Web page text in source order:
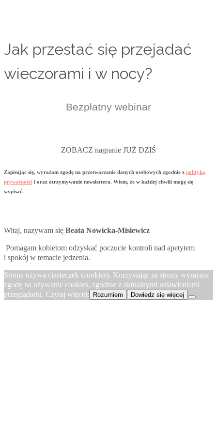
Jak przestać się przejadać
wieczorami i w nocy?
Bezpłatny webinar
ZOBACZ nagranie JUŻ DZIŚ
Zapisując się, wyrażam zgodę na przetwarzanie danych osobowych zgodnie z polityką
prywatności i oraz otrzymywanie newslettera. Wiem, że w każdej chwili mogę się
wypisać.
Witaj, nazywam się Beata Nowicka-Misiewicz
Pomagam kobietom odzyskać poczucie kontroli nad apetytem
i spokój w temacie jedzenia.
Strona używa ciasteczek (cookies). Korzystając ze strony wyrażasz
zgodę na używanie cookies, zgodnie z aktualnymi ustawieniami
przeglądarki. Czytaj więcej:
Rozumiem Dowiedz się więcej